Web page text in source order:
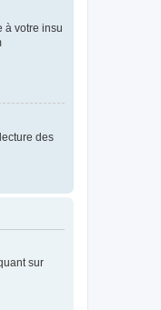
à votre insu
des
sur